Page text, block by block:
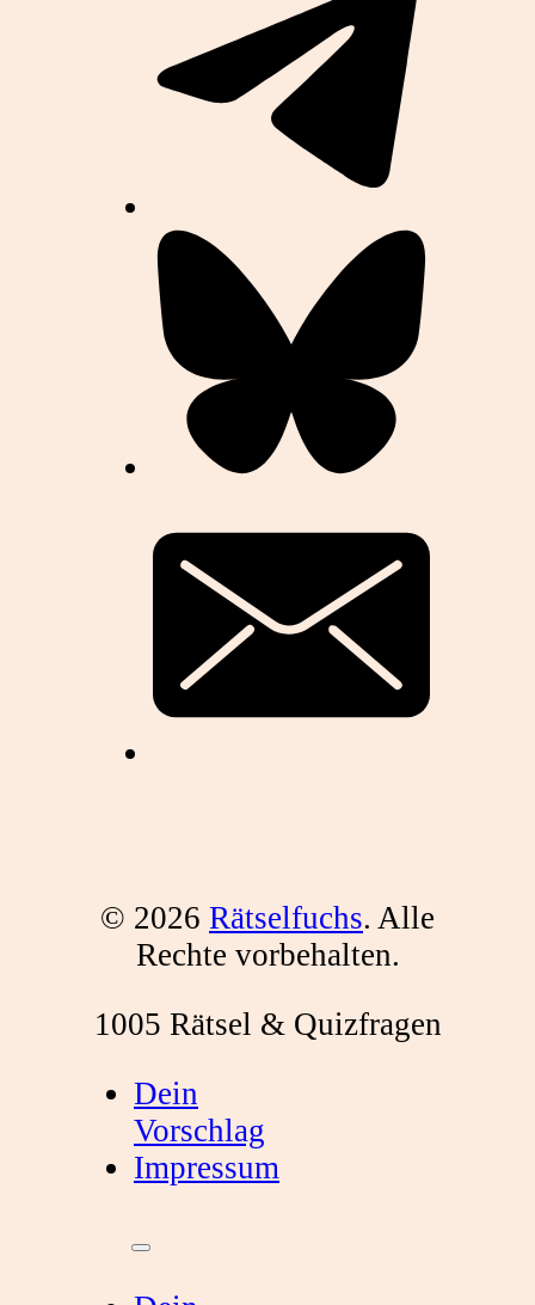
© 2026 Rätselfuchs. Alle
Rechte vorbehalten.
1005 Rätsel & Quizfragen
Dein
Vorschlag
Impressum